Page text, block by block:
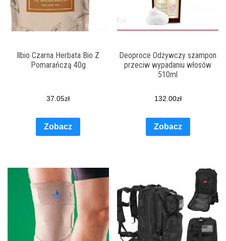
Ilbio Czarna Herbata Bio Z
Pomarańczą 40g
37.05zł
Zobacz
Deoproce Odżywczy szampon
przeciw wypadaniu włosów
510ml
132.00zł
Zobacz